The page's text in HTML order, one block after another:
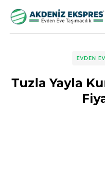
EVDEN
Tuzla Yayla